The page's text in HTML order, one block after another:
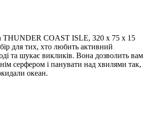
THUNDER COAST ISLE, 320 х 75 х 15
для тих, хто любить активний
та шукає викликів. Вона дозволить вам
серфером і панувати над хвилями так,
океан.